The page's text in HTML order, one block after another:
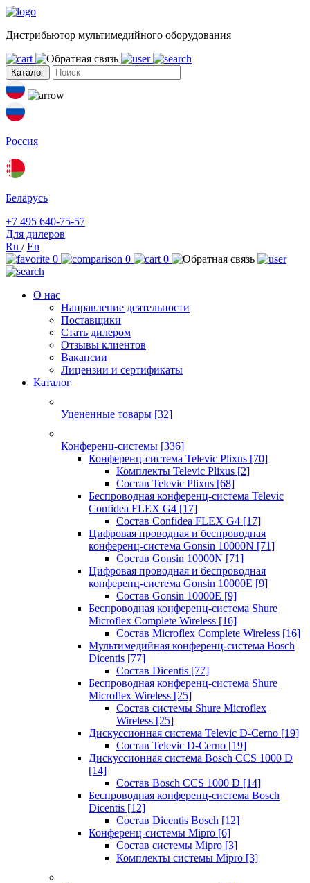
Дистрибьютор мультимедийного оборудования
Каталог
Россия
Беларусь
+7 495 640-75-57
Для дилеров
Ru /En
0
0 0
О нас
Направление деятельности
Поставщики
Стать дилером
Отзывы клиентов
Вакансии
Лицензии и сертификаты
Каталог
Уцененные товары [32]
Конференц-системы [336]
Конференц-система Televic Plixus [70]
Комплекты Televic Plixus [2]
Состав Televic Plixus [68]
Беспроводная конференц-система Televic
Confidea FLEX G4 [17]
Состав Confidea FLEX G4 [17]
Цифровая проводная и беспроводная
конференц-система Gonsin 10000N [71]
Состав Gonsin 10000N [71]
Цифровая проводная и беспроводная
конференц-система Gonsin 10000E [9]
Состав Gonsin 10000E [9]
Беспроводная конференц-система Shure
Microflex Complete Wireless [16]
Состав Microflex Complete Wireless [16]
Мультимедийная конференц-система Bosch
Dicentis [77]
Состав Dicentis [77]
Беспроводная конференц-система Shure
Microflex Wireless [25]
Состав системы Shure Microflex
Wireless [25]
Дискуссионная система Televic D-Cerno [19]
Состав Televic D-Cerno [19]
Дискуссионная система Bosch CCS 1000 D
[14]
Состав Bosch CCS 1000 D [14]
Беспроводная конференц-система Bosch
Dicentis [12]
Состав Dicentis Bosch [12]
Конференц-системы Mipro [6]
Состав системы Mipro [3]
Комплекты системы Mipro [3]